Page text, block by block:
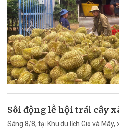
Sôi động lễ hội trái cây
Sáng 8/8, tại Khu du lịch Gió và Mây,